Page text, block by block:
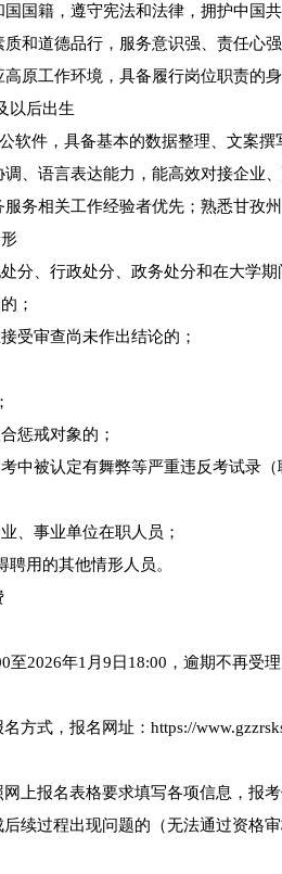
国籍，遵守宪法和法律，拥护中国
和道德品行，服务意识强、责任心
原工作环境，具备履行岗位职责的身
以后出生
软件，具备基本的数据整理、文案撰
、语言表达能力，能高效对接企业
务相关工作经验者优先；熟悉甘孜
分、行政处分、政务处分和在大学
；
受审查尚未作出结论的；
惩戒对象的；
中被认定有舞弊等严重违反考试录
、事业单位在职人员；
聘用的其他情形人员。
2026年1月9日18:00，逾期不再受理
方式，报名网址：https://
上报名表格要求填写各项信息，报
续过程出现问题的（无法通过资格